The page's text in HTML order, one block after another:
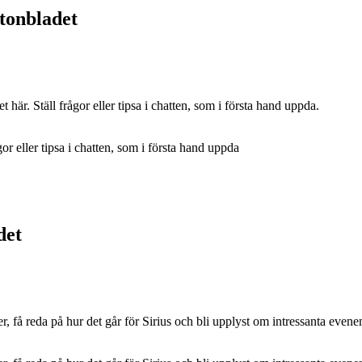
Ställ frågor eller tipsa i chatten, som i första hand uppda.
eller tipsa i chatten, som i första hand uppda
få reda på hur det går för Sirius och bli upplyst om intressanta